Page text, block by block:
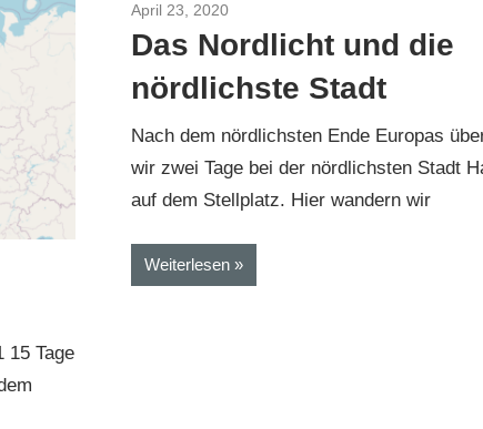
15 Tage
April 23, 2020Nordkap im Winter 2018
Das Nordlicht und die
nördlichste Stadt
Nach dem nördlichsten Ende Europas
wir zwei Tage bei der nördlichsten Stadt
auf dem Stellplatz. Hier wandern wir
Weiterlesen